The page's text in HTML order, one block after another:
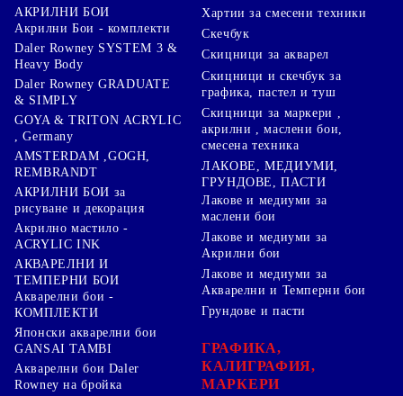
АКРИЛНИ БОИ
Акрилни Бои - комплекти
Daler Rowney SYSTEM 3 &
Heavy Body
Daler Rowney GRADUATE
& SIMPLY
GOYA & TRITON АCRYLIC
, Germany
AMSTERDAM ,GOGH,
REMBRANDT
АКРИЛНИ БОИ за
рисуване и декорация
Акрилно мастило -
ACRYLIC INK
АКВАРЕЛНИ И
ТЕМПЕРНИ БОИ
Акварелни бои -
КОМПЛЕКТИ
Японски акварелни бои
GANSAI TAMBI
Акварелни бои Daler
Rowney на бройка
Хартии за смесени техники
Скечбук
Скицници за акварел
Скицници и скечбук за
графика, пастел и туш
Скицници за маркери ,
акрилни , маслени бои,
смесена техника
ЛАКОВЕ, МЕДИУМИ,
ГРУНДОВЕ, ПАСТИ
Лакове и медиуми за
маслени бои
Лакове и медиуми за
Акрилни бои
Лакове и медиуми за
Акварелни и Темперни бои
Грундове и пасти
ГРАФИКА,
КАЛИГРАФИЯ,
МАРКЕРИ